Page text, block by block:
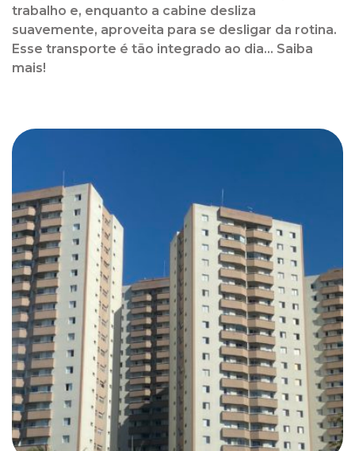
trabalho e, enquanto a cabine desliza
suavemente, aproveita para se desligar da rotina.
Esse transporte é tão integrado ao dia... Saiba
mais!